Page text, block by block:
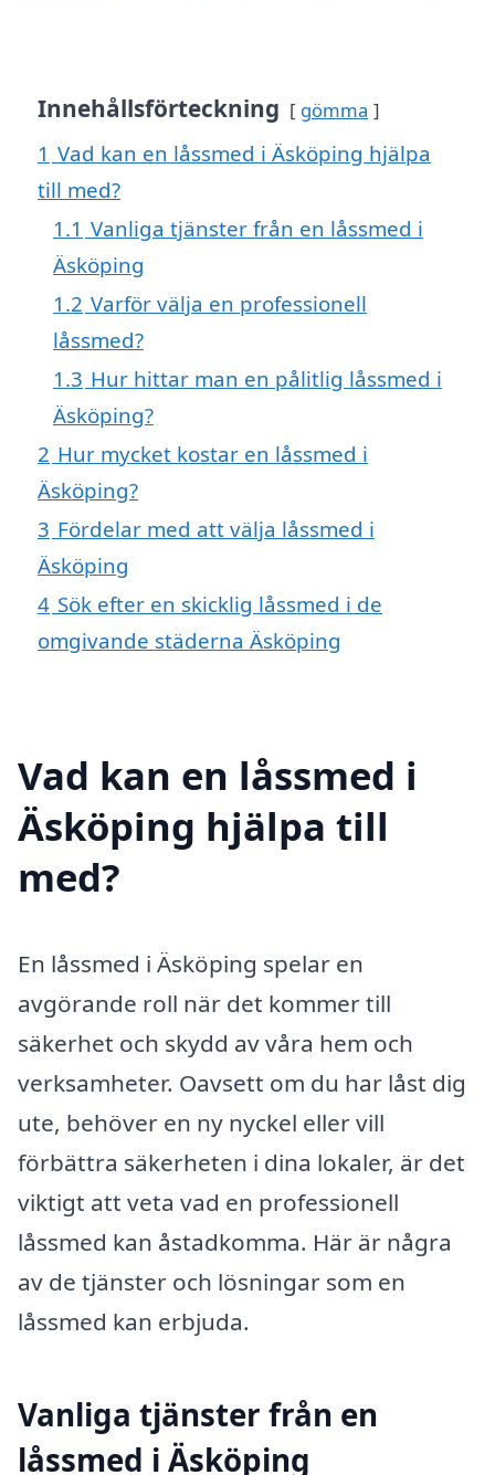
Innehållsförteckning gömma
1 Vad kan en låssmed i Äsköping hjälpa
till med?
1.1 Vanliga tjänster från en låssmed i
Äsköping
1.2 Varför välja en professionell
låssmed?
1.3 Hur hittar man en pålitlig låssmed i
Äsköping?
2 Hur mycket kostar en låssmed i
Äsköping?
3 Fördelar med att välja låssmed i
Äsköping
4 Sök efter en skicklig låssmed i de
omgivande städerna Äsköping
Vad kan en låssmed i
Äsköping hjälpa till
med?
En låssmed i Äsköping spelar en
avgörande roll när det kommer till
säkerhet och skydd av våra hem och
verksamheter. Oavsett om du har låst dig
ute, behöver en ny nyckel eller vill
förbättra säkerheten i dina lokaler, är det
viktigt att veta vad en professionell
låssmed kan åstadkomma. Här är några
av de tjänster och lösningar som en
låssmed kan erbjuda.
Vanliga tjänster från en
låssmed i Äsköping